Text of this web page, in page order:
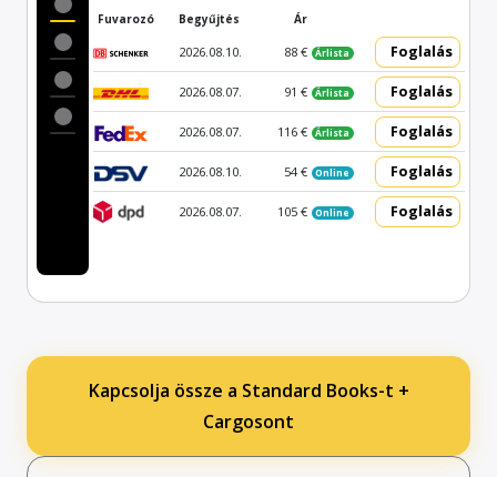
Fuvarozó Begyűjtés Ár
2026.08.10. 88 € Árlista Foglalás
2026.08.07. 91 € Árlista Foglalás
2026.08.07. 116 € Árlista Foglalás
2026.08.10. 54 € Online Foglalás
2026.08.07. 105 € Online Foglalás
Kapcsolja össze a Standard Books-t +
Cargosont